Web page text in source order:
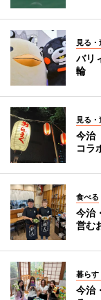
見る
バリ
輪
見る
今治
コラ
食べる
今治
営む
暮らす
今治